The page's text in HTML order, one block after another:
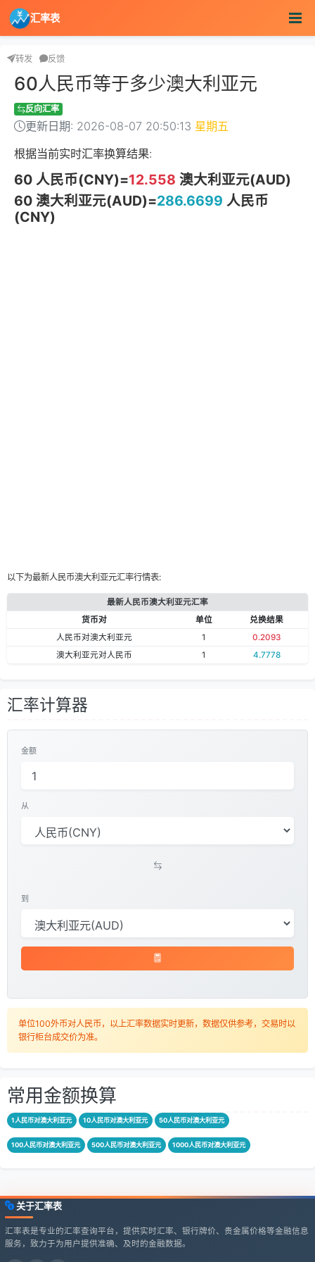
汇率表
转发 反馈
60人民币等于多少澳大利亚元
反向汇率
更新日期: 2026-08-07 20:50:13 星期五
根据当前实时汇率换算结果:
60 人民币(CNY)=12.558 澳大利亚元(AUD)
60 澳大利亚元(AUD)=286.6699 人民币
(CNY)
以下为最新人民币澳大利亚元汇率行情表:
最新人民币澳大利亚元汇率
货币对
单位
兑换结果
人民币对澳大利亚元
1
0.2093
澳大利亚元对人民币
1 4.7778
汇率计算器
金额
从
到
单位100外币对人民币，以上汇率数据实时更新，数据仅供参考，交易时以
银行柜台成交价为准。
常用金额换算
1人民币对澳大利亚元 10人民币对澳大利亚元 50人民币对澳大利亚元
100人民币对澳大利亚元 500人民币对澳大利亚元 1000人民币对澳大利亚元
关于汇率表
汇率表是专业的汇率查询平台，提供实时汇率、银行牌价、贵金属价格等金融信息
服务，致力于为用户提供准确、及时的金融数据。